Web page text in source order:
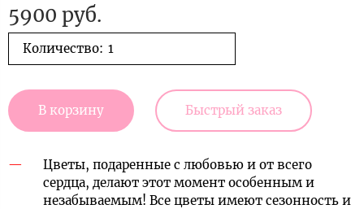
5900 руб.
Количество:
В корзину Быстрый заказ
Цветы, подаренные с любовью и от всего
сердца, делают этот момент особенным и
незабываемым! Все цветы имеют сезонность и